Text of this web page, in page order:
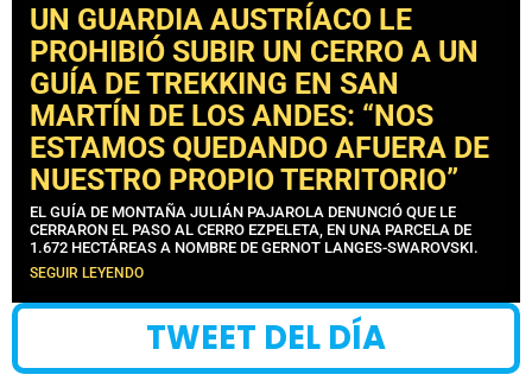
UN GUARDIA AUSTRÍACO LE
PROHIBIÓ SUBIR UN CERRO A UN
GUÍA DE TREKKING EN SAN
MARTÍN DE LOS ANDES: “NOS
ESTAMOS QUEDANDO AFUERA DE
NUESTRO PROPIO TERRITORIO”
EL GUÍA DE MONTAÑA JULIÁN PAJAROLA DENUNCIÓ QUE LE
CERRARON EL PASO AL CERRO EZPELETA, EN UNA PARCELA DE
1.672 HECTÁREAS A NOMBRE DE GERNOT LANGES-SWAROVSKI.
SEGUIR LEYENDO
TWEET DEL DÍA